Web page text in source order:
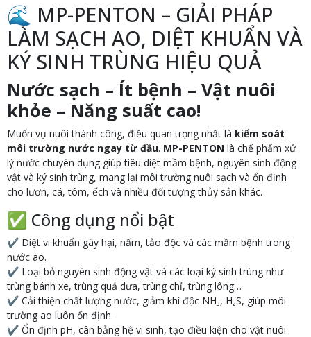
🌊 MP-PENTON – GIẢI PHÁP
LÀM SẠCH AO, DIỆT KHUẨN VÀ
KÝ SINH TRÙNG HIỆU QUẢ
Nước sạch – Ít bệnh – Vật nuôi
khỏe – Năng suất cao!
Muốn vụ nuôi thành công, điều quan trọng nhất là kiểm soát
môi trường nước ngay từ đầu. MP-PENTON là chế phẩm xử
lý nước chuyên dụng giúp tiêu diệt mầm bệnh, nguyên sinh động
vật và ký sinh trùng, mang lại môi trường nuôi sạch và ổn định
cho lươn, cá, tôm, ếch và nhiều đối tượng thủy sản khác.
✅ Công dụng nổi bật
✔ Diệt vi khuẩn gây hại, nấm, tảo độc và các mầm bệnh trong
nước ao.
✔ Loại bỏ nguyên sinh động vật và các loại ký sinh trùng như
trùng bánh xe, trùng quả dưa, trùng chỉ, trùng lông…
✔ Cải thiện chất lượng nước, giảm khí độc NH₃, H₂S, giúp môi
trường ao luôn ổn định.
✔ Ổn định pH, cân bằng hệ vi sinh, tạo điều kiện cho vật nuôi